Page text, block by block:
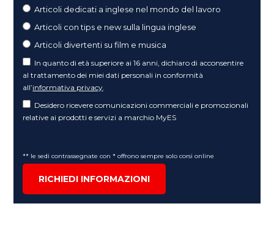
Articoli dedicati a inglese nel mondo del lavoro
Articoli con tips e new sulla lingua inglese
Articoli divertenti su film e musica
In quanto di età superiore ai 16 anni, dichiaro di acconsentire
al trattamento dei miei dati personali in conformità
all’informativa privacy
Desidero ricevere comunicazioni commerciali e promozionali
relative ai prodotti e servizi a marchio MyES
** le sedi contrassegnate con * offrono sempre solo corsi online
RICHIEDI INFORMAZIONI